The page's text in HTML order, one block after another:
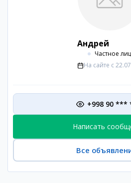
Андрей
Частное
На сайте с
+998 90
Написать
Все